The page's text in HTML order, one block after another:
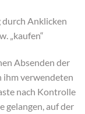
Anklicken
„kaufen“
Absenden der
ihm verwendeten
nach Kontrolle
gelangen, auf der